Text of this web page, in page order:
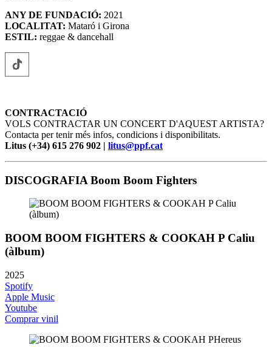
ANY DE FUNDACIÓ: 2021
LOCALITAT: Mataró i Girona
ESTIL: reggae & dancehall
CONTRACTACIÓ
VOLS CONTRACTAR UN CONCERT D'AQUEST ARTISTA?
Contacta per tenir més infos, condicions i disponibilitats.
Litus (+34) 615 276 902 | litus@ppf.cat
DISCOGRAFIA Boom Boom Fighters
BOOM BOOM FIGHTERS & COOKAH P Caliu
(àlbum)
2025
Spotify
Apple Music
Youtube
Comprar vinil